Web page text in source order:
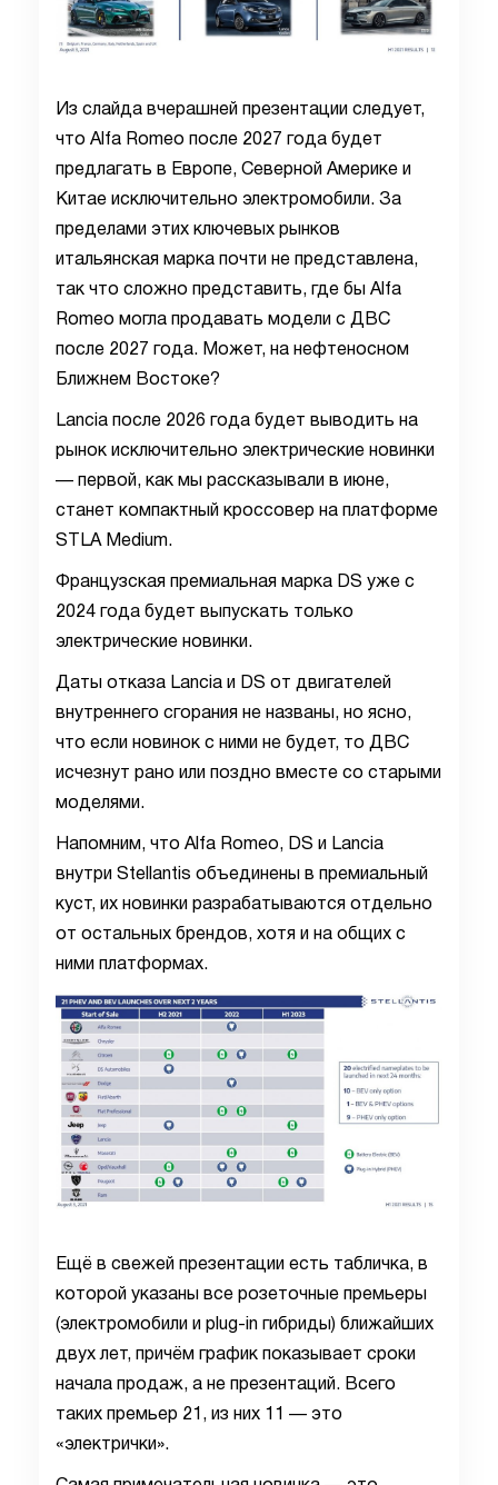
Из слайда вчерашней презентации следует,
что Alfa Romeo после 2027 года будет
предлагать в Европе, Северной Америке и
Китае исключительно электромобили. За
пределами этих ключевых рынков
итальянская марка почти не представлена,
так что сложно представить, где бы Alfa
Romeo могла продавать модели с ДВС
после 2027 года. Может, на нефтеносном
Ближнем Востоке?
Lancia после 2026 года будет выводить на
рынок исключительно электрические новинки
— первой, как мы рассказывали в июне,
станет компактный кроссовер на платформе
STLA Medium.
Французская премиальная марка DS уже с
2024 года будет выпускать только
электрические новинки.
Даты отказа Lancia и DS от двигателей
внутреннего сгорания не названы, но ясно,
что если новинок с ними не будет, то ДВС
исчезнут рано или поздно вместе со старыми
моделями.
Напомним, что Alfa Romeo, DS и Lancia
внутри Stellantis объединены в премиальный
куст, их новинки разрабатываются отдельно
от остальных брендов, хотя и на общих с
ними платформах.
Ещё в свежей презентации есть табличка, в
которой указаны все розеточные премьеры
(электромобили и plug-in гибриды) ближайших
двух лет, причём график показывает сроки
начала продаж, а не презентаций. Всего
таких премьер 21, из них 11 — это
«электрички».